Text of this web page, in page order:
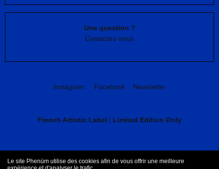
Une question ?
Contactez-nous
Instagram Facebook Newsletter
French Artistic Label | Limited Edition Only
CGV Mentions légales
Le site Phenüm utilise des cookies afin de vous offrir une meilleure